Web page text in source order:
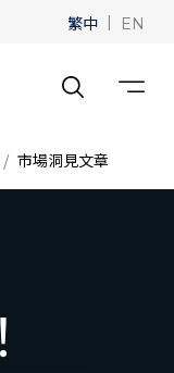
繁中 | EN
市場洞見文章